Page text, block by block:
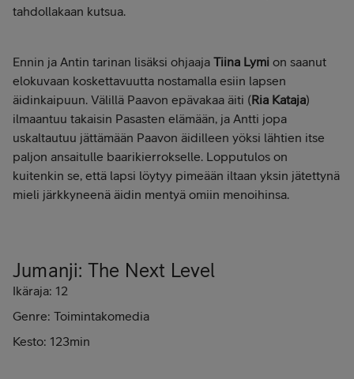
tahdollakaan kutsua.
Ennin ja Antin tarinan lisäksi ohjaaja Tiina Lymi on saanut
elokuvaan koskettavuutta nostamalla esiin lapsen
äidinkaipuun. Välillä Paavon epävakaa äiti (Ria Kataja)
ilmaantuu takaisin Pasasten elämään, ja Antti jopa
uskaltautuu jättämään Paavon äidilleen yöksi lähtien itse
paljon ansaitulle baarikierrokselle. Lopputulos on
kuitenkin se, että lapsi löytyy pimeään iltaan yksin jätettynä
mieli järkkyneenä äidin mentyä omiin menoihinsa.
Jumanji: The Next Level
Ikäraja: 12
Genre: Toimintakomedia
Kesto: 123min